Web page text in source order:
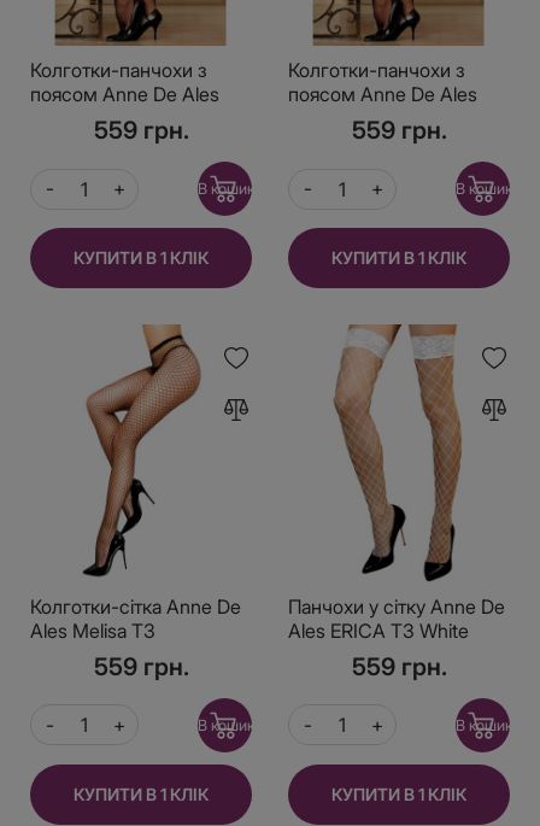
Колготки-панчохи з
поясом Anne De Ales
MORGANE T1 Black,
дрібна сіточка, з
559 грн.
В кошик
КУПИТИ В 1 КЛІК
Колготки-панчохи з
поясом Anne De Ales
MORGANE T2 Black,
дрібна сіточка, з
559 грн.
В кошик
КУПИТИ В 1 КЛІК
Колготки-сітка Anne De
Ales Melisa T3
559 грн.
В кошик
КУПИТИ В 1 КЛІК
Панчохи у сітку Anne De
Ales ERICA T3 White
559 грн.
В кошик
КУПИТИ В 1 КЛІК